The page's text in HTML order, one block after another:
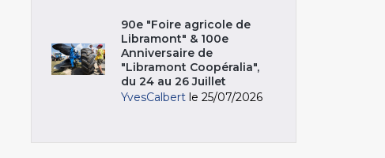
90e "Foire agricole de
Libramont" & 100e
Anniversaire de
"Libramont Coopéralia",
du 24 au 26 Juillet
YvesCalbert le 25/07/2026